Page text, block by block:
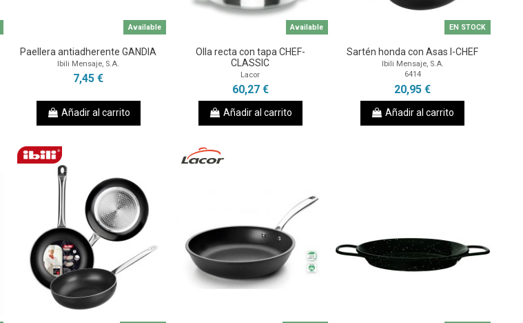
Available
Paellera antiadherente GANDIA
Ibili Mensaje, S.A.
7,45 €
Añadir al carrito
Available
Olla recta con tapa CHEF-
CLASSIC
Lacor
60,27 €
Añadir al carrito
EN STOCK
Sartén honda con Asas I-CHEF
Ibili Mensaje, S.A.
6414
20,95 €
Añadir al carrito